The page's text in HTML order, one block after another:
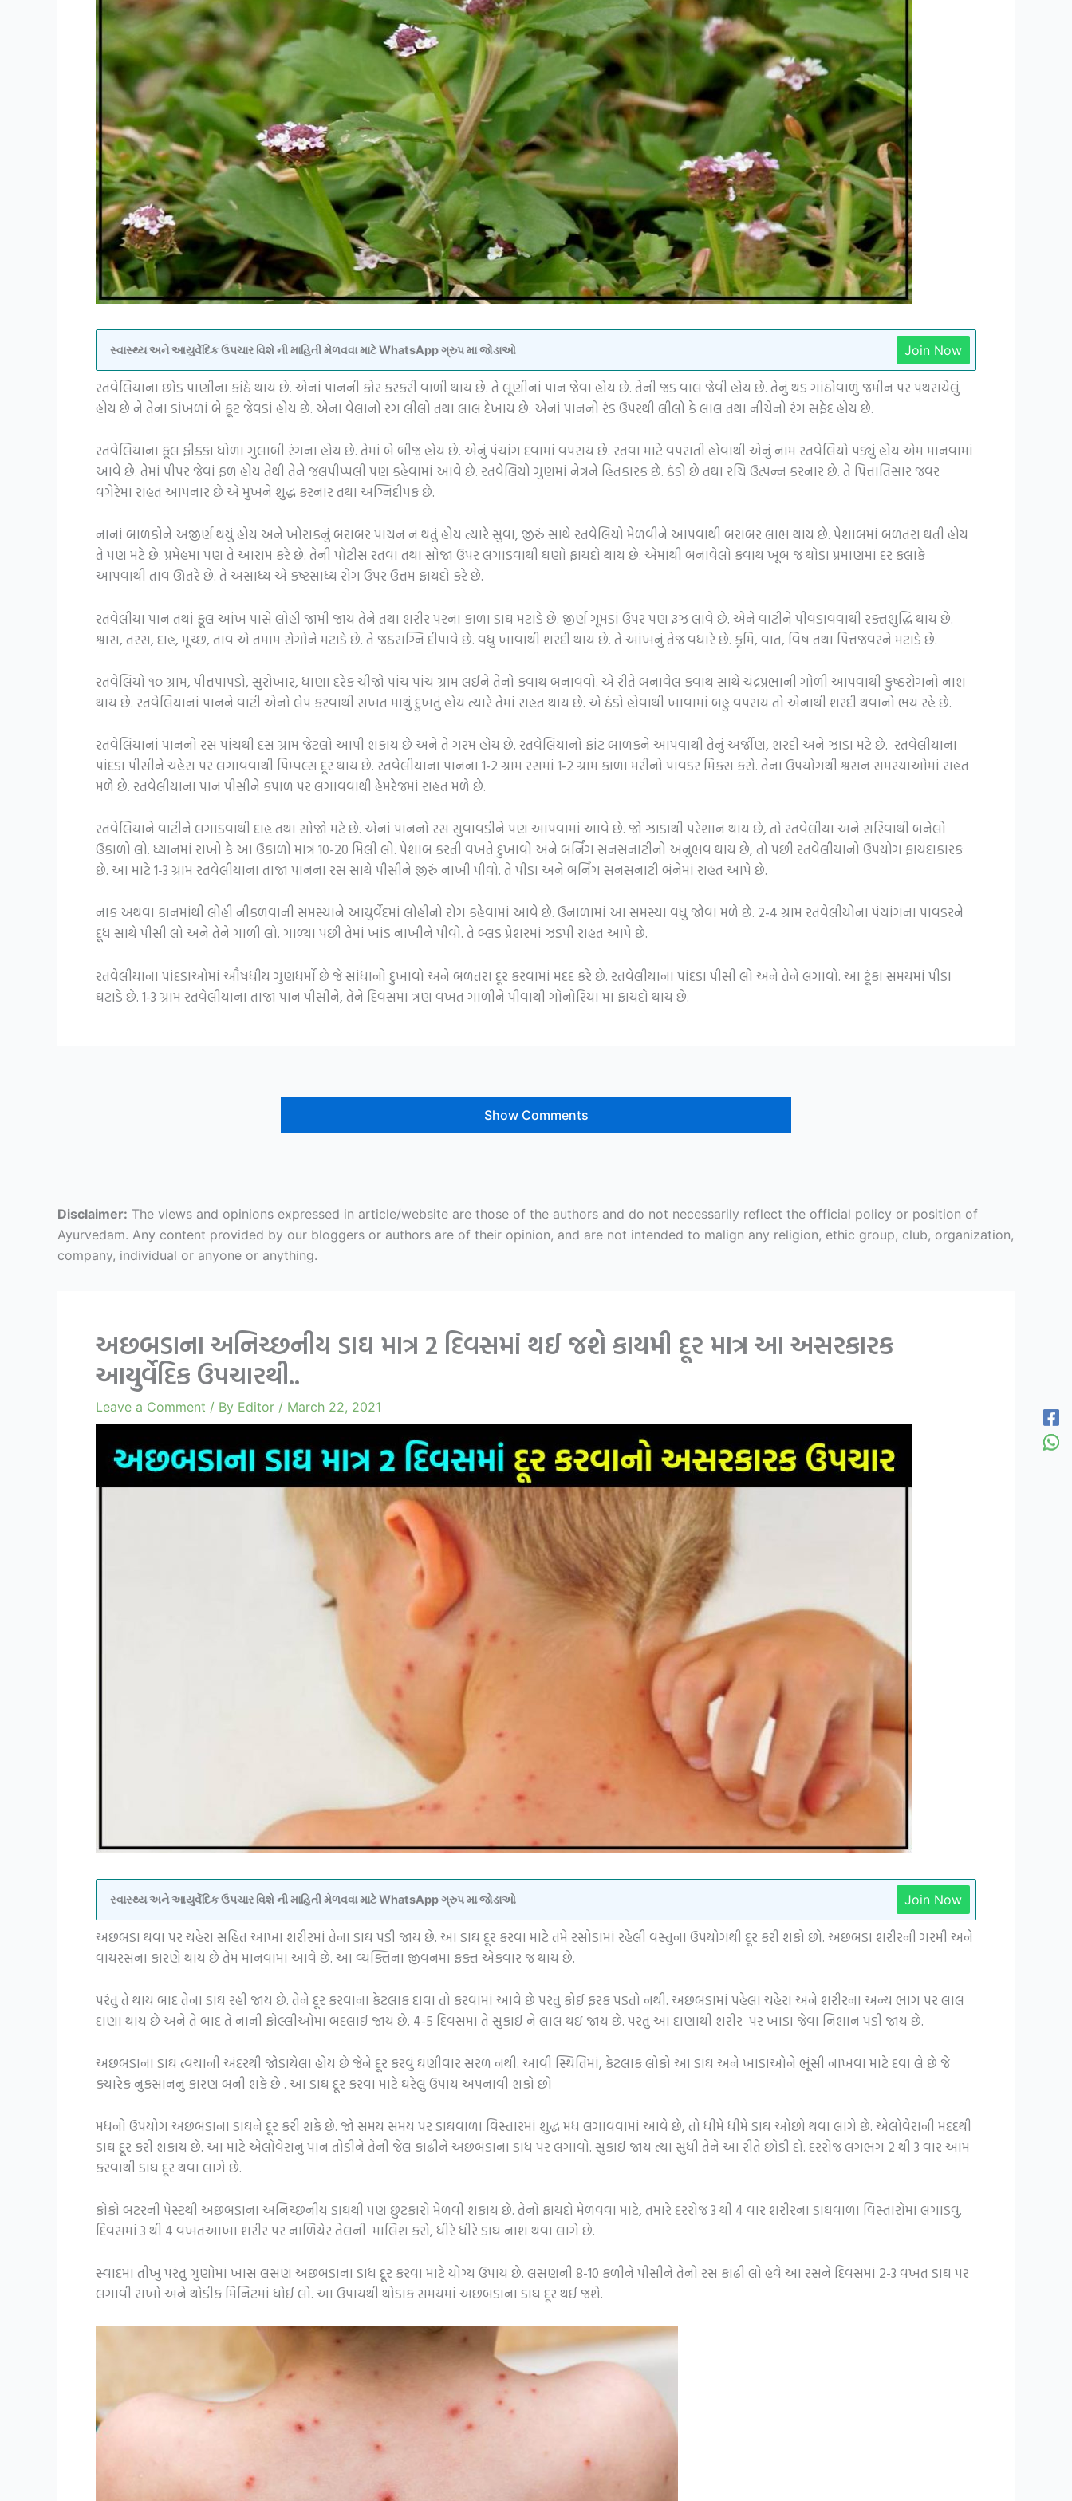
સ્વાસ્થ્ય અને આયુર્વેદિક ઉપચાર વિશે ની માહિતી મેળવવા માટે WhatsApp ગ્રુપ મા જોડાઓ Join Now
રતવેલિયાના છોડ પાણીના કાંઠે થાય છે. એનાં પાનની કોર કરકરી વાળી થાય છે. તે લૂણીનાં પાન જેવા હોય છે. તેની જડ વાલ જેવી હોય છે. તેનું થડ ગાંઠોવાળું જમીન પર પથરાયેલું
હોય છે ને તેના ડાંખળાં બે ફૂટ જેવડાં હોય છે. એના વેલાનો રંગ લીલો તથા લાલ દેખાય છે. એનાં પાનનો રંડ ઉપરથી લીલો કે લાલ તથા નીચેનો રંગ સફેદ હોય છે.
રતવેલિયાના ફૂલ ફીક્કા ધોળા ગુલાબી રંગના હોય છે. તેમાં બે બીજ હોય છે. એનું પંચાંગ દવામાં વપરાય છે. રતવા માટે વપરાતી હોવાથી એનું નામ રતવેલિયો પડ્યું હોય એમ માનવામાં
આવે છે. તેમાં પીપર જેવાં ફળ હોય તેથી તેને જલપીપ્પલી પણ કહેવામાં આવે છે. રતવેલિયો ગુણમાં નેત્રને હિતકારક છે. ઠંડો છે તથા રચિ ઉત્પન્ન કરનાર છે. તે પિત્તાતિસાર જવર
વગેરેમાં રાહત આપનાર છે એ મુખને શુદ્ધ કરનાર તથા અગ્નિદીપક છે.
નાનાં બાળકોને અજીર્ણ થયું હોય અને ખોરાકનું બરાબર પાચન ન થતું હોય ત્યારે સુવા, જીરું સાથે રતવેલિયો મેળવીને આપવાથી બરાબર લાભ થાય છે. પેશાબમાં બળતરા થતી હોય
તે પણ મટે છે. પ્રમેહમાં પણ તે આરામ કરે છે. તેની પોટીસ રતવા તથા સોજા ઉપર લગાડવાથી ઘણો ફાયદો થાય છે. એમાંથી બનાવેલો કવાથ ખૂબ જ થોડા પ્રમાણમાં દર કલાકે
આપવાથી તાવ ઊતરે છે. તે અસાધ્ય એ કષ્ટસાધ્ય રોગ ઉપર ઉત્તમ ફાયદો કરે છે.
રતવેલીયા પાન તથાં ફૂલ આંખ પાસે લોહી જામી જાય તેને તથા શરીર પરના કાળા ડાઘ મટાડે છે. જીર્ણ ગૂમડાં ઉપર પણ રૂઝ લાવે છે. એને વાટીને પીવડાવવાથી રક્તશુદ્ધિ થાય છે.
શ્વાસ, તરસ, દાહ, મૂચ્છ, તાવ એ તમામ રોગોને મટાડે છે. તે જઠરાગ્નિ દીપાવે છે. વધુ ખાવાથી શરદી થાય છે. તે આંખનું તેજ વધારે છે. કૃમિ, વાત, વિષ તથા પિત્તજવરને મટાડે છે.
રતવેલિયો ૧૦ ગ્રામ, પીત્તપાપડો, સુરોખાર, ધાણા દરેક ચીજો પાંચ પાંચ ગ્રામ લઈને તેનો કવાથ બનાવવો. એ રીતે બનાવેલ કવાથ સાથે ચંદ્રપ્રભાની ગોળી આપવાથી કુષ્ઠરોગનો નાશ
થાય છે. રતવેલિયાનાં પાનને વાટી એનો લેપ કરવાથી સખત માથું દુખતું હોય ત્યારે તેમાં રાહત થાય છે. એ ઠંડો હોવાથી ખાવામાં બહુ વપરાય તો એનાથી શરદી થવાનો ભય રહે છે.
રતવેલિયાનાં પાનનો રસ પાંચથી દસ ગ્રામ જેટલો આપી શકાય છે અને તે ગરમ હોય છે. રતવેલિયાનો ફાંટ બાળકને આપવાથી તેનું અર્જીણ, શરદી અને ઝાડા મટે છે. રતવેલીયાના
પાંદડા પીસીને ચહેરા પર લગાવવાથી પિમ્પલ્સ દૂર થાય છે. રતવેલીયાના પાનના 1-2 ગ્રામ રસમાં 1-2 ગ્રામ કાળા મરીનો પાવડર મિક્સ કરો. તેના ઉપયોગથી શ્વસન સમસ્યાઓમાં રાહત
મળે છે. રતવેલીયાના પાન પીસીને કપાળ પર લગાવવાથી હેમરેજમાં રાહત મળે છે.
રતવેલિયાને વાટીને લગાડવાથી દાહ તથા સોજો મટે છે. એનાં પાનનો રસ સુવાવડીને પણ આપવામાં આવે છે. જો ઝાડાથી પરેશાન થાય છે, તો રતવેલીયા અને સરિવાથી બનેલો
ઉકાળો લો. ધ્યાનમાં રાખો કે આ ઉકાળો માત્ર 10-20 મિલી લો. પેશાબ કરતી વખતે દુખાવો અને બર્નિંગ સનસનાટીનો અનુભવ થાય છે, તો પછી રતવેલીયાનો ઉપયોગ ફાયદાકારક
છે. આ માટે 1-3 ગ્રામ રતવેલીયાના તાજા પાનના રસ સાથે પીસીને જીરું નાખી પીવો. તે પીડા અને બર્નિંગ સનસનાટી બંનેમાં રાહત આપે છે.
નાક અથવા કાનમાંથી લોહી નીકળવાની સમસ્યાને આયુર્વેદમાં લોહીનો રોગ કહેવામાં આવે છે. ઉનાળામાં આ સમસ્યા વધુ જોવા મળે છે. 2-4 ગ્રામ રતવેલીયોના પંચાંગના પાવડરને
દૂધ સાથે પીસી લો અને તેને ગાળી લો. ગાળ્યા પછી તેમાં ખાંડ નાખીને પીવો. તે બ્લડ પ્રેશરમાં ઝડપી રાહત આપે છે.
રતવેલીયાના પાંદડાઓમાં ઔષધીય ગુણધર્મો છે જે સાંધાનો દુખાવો અને બળતરા દૂર કરવામાં મદદ કરે છે. રતવેલીયાના પાંદડા પીસી લો અને તેને લગાવો. આ ટૂંકા સમયમાં પીડા
ઘટાડે છે. 1-3 ગ્રામ રતવેલીયાના તાજા પાન પીસીને, તેને દિવસમાં ત્રણ વખત ગાળીને પીવાથી ગોનોરિયા માં ફાયદો થાય છે.
Show Comments
Disclaimer: The views and opinions expressed in article/website are those of the authors and do not necessarily reflect the official policy or position of
Ayurvedam. Any content provided by our bloggers or authors are of their opinion, and are not intended to malign any religion, ethic group, club, organization,
company, individual or anyone or anything.
અછબડાના અનિચ્છનીય ડાઘ માત્ર 2 દિવસમાં થઈ જશે કાયમી દૂર માત્ર આ અસરકારક
આયુર્વેદિક ઉપચારથી..
Leave a Comment / By Editor / March 22, 2021
સ્વાસ્થ્ય અને આયુર્વેદિક ઉપચાર વિશે ની માહિતી મેળવવા માટે WhatsApp ગ્રુપ મા જોડાઓ Join Now
અછબડા થવા પર ચહેરા સહિત આખા શરીરમાં તેના ડાઘ પડી જાય છે. આ ડાઘ દૂર કરવા માટે તમે રસોડામાં રહેલી વસ્તુના ઉપયોગથી દૂર કરી શકો છો. અછબડા શરીરની ગરમી અને
વાયરસના કારણે થાય છે તેમ માનવામાં આવે છે. આ વ્યક્તિના જીવનમાં ફક્ત એકવાર જ થાય છે.
પરંતુ તે થાય બાદ તેના ડાઘ રહી જાય છે. તેને દૂર કરવાના કેટલાક દાવા તો કરવામાં આવે છે પરંતુ કોઈ ફરક પડતો નથી. અછબડામાં પહેલા ચહેરા અને શરીરના અન્ય ભાગ પર લાલ
દાણા થાય છે અને તે બાદ તે નાની ફોલ્લીઓમાં બદલાઈ જાય છે. 4-5 દિવસમાં તે સુકાઈ ને લાલ થઇ જાય છે. પરંતુ આ દાણાથી શરીર પર ખાડા જેવા નિશાન પડી જાય છે.
અછબડાના ડાઘ ત્વચાની અંદરથી જોડાયેલા હોય છે જેને દૂર કરવું ઘણીવાર સરળ નથી. આવી સ્થિતિમાં, કેટલાક લોકો આ ડાઘ અને ખાડાઓને ભૂંસી નાખવા માટે દવા લે છે જે
ક્યારેક નુકસાનનું કારણ બની શકે છે . આ ડાઘ દૂર કરવા માટે ઘરેલુ ઉપાય અપનાવી શકો છો
મધનો ઉપયોગ અછબડાના ડાઘને દૂર કરી શકે છે. જો સમય સમય પર ડાઘવાળા વિસ્તારમાં શુદ્ધ મધ લગાવવામાં આવે છે, તો ધીમે ધીમે ડાઘ ઓછો થવા લાગે છે. એલોવેરાની મદદથી
ડાઘ દૂર કરી શકાય છે. આ માટે એલોવેરાનું પાન તોડીને તેની જેલ કાઢીને અછબડાના ડાધ પર લગાવો. સુકાઈ જાય ત્યાં સુધી તેને આ રીતે છોડી દો. દરરોજ લગભગ 2 થી 3 વાર આમ
કરવાથી ડાઘ દૂર થવા લાગે છે.
કોકો બટરની પેસ્ટથી અછબડાના અનિચ્છનીય ડાઘથી પણ છુટકારો મેળવી શકાય છે. તેનો ફાયદો મેળવવા માટે, તમારે દરરોજ 3 થી 4 વાર શરીરના ડાઘવાળા વિસ્તારોમાં લગાડવું.
દિવસમાં 3 થી 4 વખતઆખા શરીર પર નાળિયેર તેલની માલિશ કરો, ધીરે ધીરે ડાઘ નાશ થવા લાગે છે.
સ્વાદમાં તીખુ પરંતુ ગુણોમાં ખાસ લસણ અછબડાના ડાધ દૂર કરવા માટે યોગ્ય ઉપાય છે. લસણની 8-10 કળીને પીસીને તેનો રસ કાઢી લો હવે આ રસને દિવસમાં 2-3 વખત ડાઘ પર
લગાવી રાખો અને થોડીક મિનિટમાં ધોઈ લો. આ ઉપાયથી થોડાક સમયમાં અછબડાના ડાઘ દૂર થઈ જશે.